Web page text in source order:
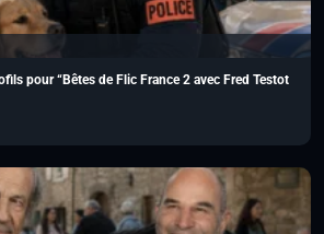
pour “Bêtes de Flic France 2 avec Fred Testot